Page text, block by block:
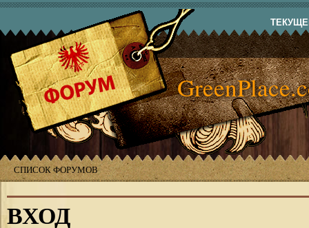
СПИСОК ФОРУМОВ
ВХОД